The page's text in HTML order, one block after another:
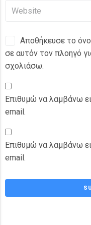
Αποθήκευσε το
σε αυτόν τον πλοηγό
σχολιάσω.
Επιθυμώ να λαμβάνω
email.
Επιθυμώ να λαμβάνω
email.